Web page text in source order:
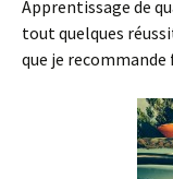
Apprentissage de
tout quelques
que je